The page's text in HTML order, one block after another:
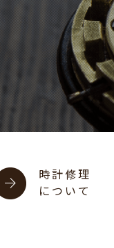
時計修理
について